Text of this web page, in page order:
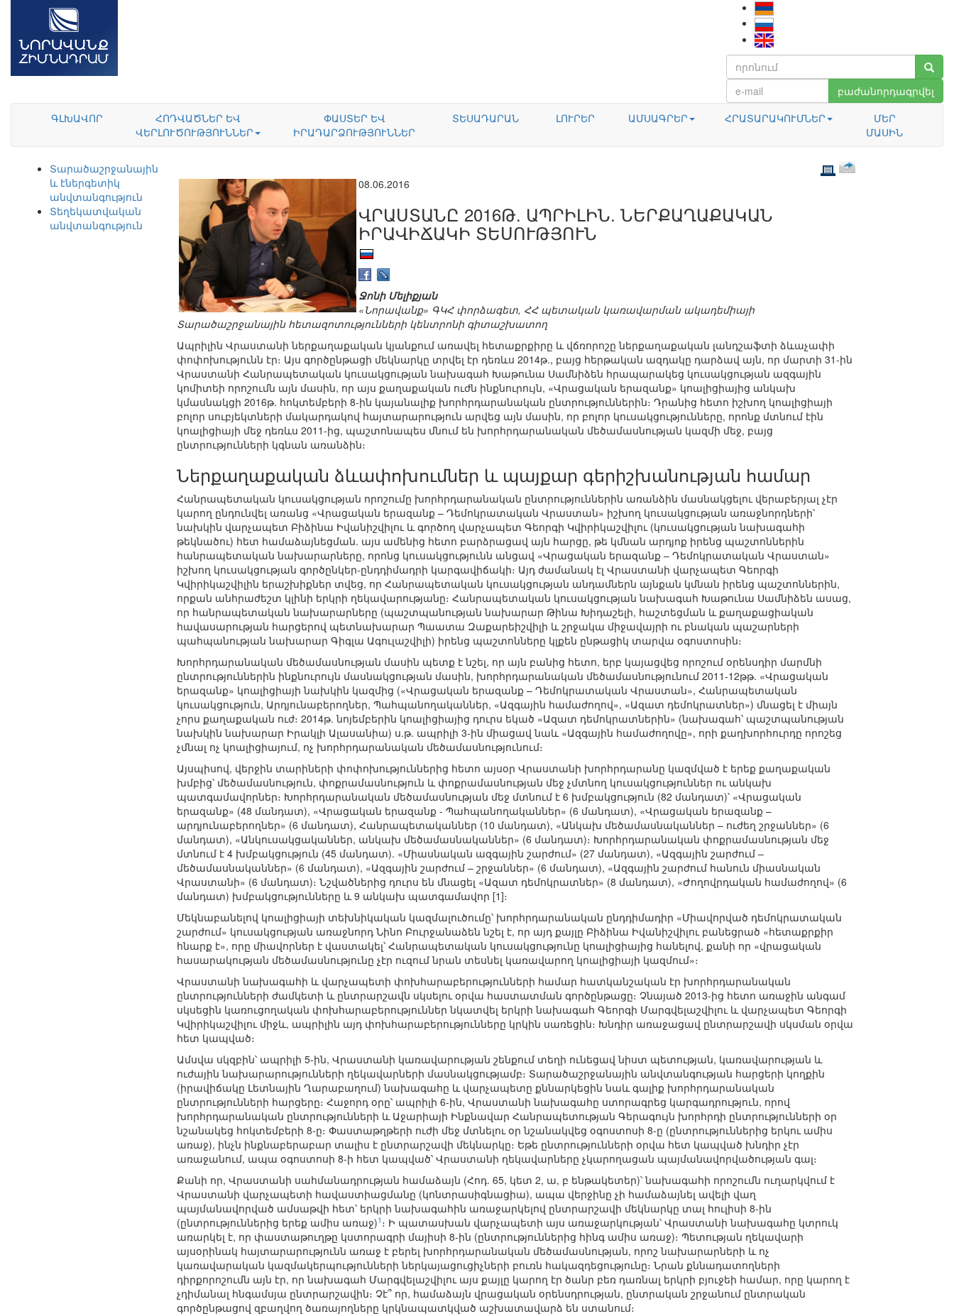
բաժանորդագրվել
ԳԼԽԱՎՈՐ
ՀՈԴՎԱԾՆԵՐ ԵՎ
ՎԵՐԼՈՒԾՈՒԹՅՈՒՆՆԵՐ
ՓԱՍՏԵՐ ԵՎ
ԻՐԱԴԱՐՁՈՒԹՅՈՒՆՆԵՐ
ՏԵՍԱԴԱՐԱՆ ԼՈՒՐԵՐ ԱՄՍԱԳՐԵՐ ՀՐԱՏԱՐԱԿՈՒՄՆԵՐ
ՄԵՐ
ՄԱՍԻՆ
Տարածաշրջանային
և էներգետիկ
անվտանգություն
Տեղեկատվական
անվտանգություն
08.06.2016
ՎՐԱՍՏԱՆԸ 2016Թ. ԱՊՐԻԼԻՆ. ՆԵՐՔԱՂԱՔԱԿԱՆ
ԻՐԱՎԻՃԱԿԻ ՏԵՍՈՒԹՅՈՒՆ
Ջոնի Մելիքյան
«Նորավանք» ԳԿՀ փորձագետ, ՀՀ պետական կառավարման ակադեմիայի
Տարածաշրջանային հետազոտությունների կենտրոնի գիտաշխատող
Ապրիլին Վրաստանի ներքաղաքական կյանքում առավել հետաքրքիրը և վճռորոշը ներքաղաքական լանդշաֆտի ձևաչափի
փոփոխությունն էր։ Այս գործընթացի մեկնարկը տրվել էր դեռևս 2014թ., բայց հերթական ազդակը դարձավ այն, որ մարտի 31-ին
Վրաստանի Հանրապետական կուսակցության նախագահ Խաթունա Սամնիձեն հրապարակեց կուսակցության ազգային
կոմիտեի որոշումն այն մասին, որ այս քաղաքական ուժն ինքնուրույն, «Վրացական երազանք» կոալիցիայից անկախ
կմասնակցի 2016թ. հոկտեմբերի 8-ին կայանալիք խորհրդարանական ընտրություններին։ Դրանից հետո իշխող կոալիցիայի
բոլոր սուբյեկտների մակարդակով հայտարարություն արվեց այն մասին, որ բոլոր կուսակցությունները, որոնք մտնում էին
կոալիցիայի մեջ դեռևս 2011-ից, պաշտոնապես մնում են խորհրդարանական մեծամասնության կազմի մեջ, բայց
ընտրությունների կգնան առանձին։
Ներքաղաքական ձևափոխումներ և պայքար գերիշխանության համար
Հանրապետական կուսակցության որոշումը խորհրդարանական ընտրություններին առանձին մասնակցելու վերաբերյալ չէր
կարող ընդունվել առանց «Վրացական երազանք – Դեմոկրատական Վրաստան» իշխող կուսակցության առաջնորդների՝
նախկին վարչապետ Բիձինա Իվանիշվիլու և գործող վարչապետ Գեորգի Կվիրիկաշվիլու (կուսակցության նախագահի
թեկնածու) հետ համաձայնեցման. այս ամենից հետո բարձրացավ այն հարցը, թե կմնան արդյոք իրենց պաշտոններին
հանրապետական նախարարները, որոնց կուսակցությունն անցավ «Վրացական երազանք – Դեմոկրատական Վրաստան»
իշխող կուսակցության գործընկեր-ընդդիմադրի կարգավիճակի։ Այդ ժամանակ էլ Վրաստանի վարչապետ Գեորգի
Կվիրիկաշվիլին երաշխիքներ տվեց, որ Հանրապետական կուսակցության անդամներն այնքան կմնան իրենց պաշտոններին,
որքան անհրաժեշտ կլինի երկրի ղեկավարությանը։ Հանրապետական կուսակցության նախագահ Խաթունա Սամնիձեն ասաց,
որ հանրապետական նախարարները (պաշտպանության նախարար Թինա Խիդաշելի, հաշտեցման և քաղաքացիական
հավասարության հարցերով պետնախարար Պաատա Զաքարեիշվիլի և շրջակա միջավայրի ու բնական պաշարների
պահպանության նախարար Գիգլա Ագուլաշվիլի) իրենց պաշտոնները կլքեն ընթացիկ տարվա օգոստոսին։
Խորհրդարանական մեծամասնության մասին պետք է նշել, որ այն բանից հետո, երբ կայացվեց որոշում օրենսդիր մարմնի
ընտրություններին ինքնուրույն մասնակցության մասին, խորհրդարանական մեծամասնությունում 2011-12թթ. «Վրացական
երազանք» կոալիցիայի նախկին կազմից («Վրացական երազանք – Դեմոկրատական Վրաստան», Հանրապետական
կուսակցություն, Արդյունաբերողներ, Պահպանողականներ, «Ազգային համաժողով», «Ազատ դեմոկրատներ») մնացել է միայն
չորս քաղաքական ուժ։ 2014թ. նոյեմբերին կոալիցիայից դուրս եկած «Ազատ դեմոկրատներին» (նախագահ՝ պաշտպանության
նախկին նախարար Իրակլի Ալասանիա) ս.թ. ապրիլի 3-ին միացավ նաև «Ազգային համաժողովը», որի քաղխորհուրդը որոշեց
չմնալ ոչ կոալիցիայում, ոչ խորհրդարանական մեծամասնությունում։
Այսպիսով, վերջին տարիների փոփոխություններից հետո այսօր Վրաստանի խորհրդարանը կազմված է երեք քաղաքական
խմբից՝ մեծամասնություն, փոքրամասնություն և փոքրամասնության մեջ չմտնող կուսակցություններ ու անկախ
պատգամավորներ։ Խորհրդարանական մեծամասնության մեջ մտնում է 6 խմբակցություն (82 մանդատ)՝ «Վրացական
երազանք» (48 մանդատ), «Վրացական երազանք - Պահպանողականներ» (6 մանդատ), «Վրացական երազանք –
արդյունաբերողներ» (6 մանդատ), Հանրապետականներ (10 մանդատ), «Անկախ մեծամասնականներ – ուժեղ շրջաններ» (6
մանդատ), «Անկուսակցականներ, անկախ մեծամասնականներ» (6 մանդատ)։ Խորհրդարանական փոքրամասնության մեջ
մտնում է 4 խմբակցություն (45 մանդատ). «Միասնական ազգային շարժում» (27 մանդատ), «Ազգային շարժում –
մեծամասնականներ» (6 մանդատ), «Ազգային շարժում – շրջաններ» (6 մանդատ), «Ազգային շարժում հանուն միասնական
Վրաստանի» (6 մանդատ)։ Նշվածներից դուրս են մնացել «Ազատ դեմոկրատներ» (8 մանդատ), «Ժողովրդական համաժողով» (6
մանդատ) խմբակցությունները և 9 անկախ պատգամավոր [1]։
Մեկնաբանելով կոալիցիայի տեխնիկական կազմալուծումը՝ խորհրդարանական ընդդիմադիր «Միավորված դեմոկրատական
շարժում» կուսակցության առաջնորդ Նինո Բուրջանաձեն նշել է, որ այդ քայլը Բիձինա Իվանիշվիլու բանեցրած «հետաքրքիր
հնարք է», որը միավորներ է վաստակել՝ Հանրապետական կուսակցությունը կոալիցիայից հանելով, քանի որ «վրացական
հասարակության մեծամասնությունը չէր ուզում նրան տեսնել կառավարող կոալիցիայի կազմում»։
Վրաստանի նախագահի և վարչապետի փոխհարաբերությունների համար հատկանշական էր խորհրդարանական
ընտրությունների ժամկետի և ընտրարշավն սկսելու օրվա հաստատման գործընթացը։ Չնայած 2013-ից հետո առաջին անգամ
սկսեցին կառուցողական փոխհարաբերություններ նկատվել երկրի նախագահ Գեորգի Մարգվելաշվիլու և վարչապետ Գեորգի
Կվիրիկաշվիլու միջև, ապրիլին այդ փոխհարաբերությունները կրկին սառեցին։ Խնդիր առաջացավ ընտրարշավի սկսման օրվա
հետ կապված։
Ամսվա սկզբին՝ ապրիլի 5-ին, Վրաստանի կառավարության շենքում տեղի ունեցավ նիստ պետության, կառավարության և
ուժային նախարարությունների ղեկավարների մասնակցությամբ։ Տարածաշրջանային անվտանգության հարցերի կողքին
(իրավիճակը Լետնային Ղարաբաղում) նախագահը և վարչապետը քննարկեցին նաև գալիք խորհրդարանական
ընտրությունների հարցերը։ Հաջորդ օրը՝ ապրիլի 6-ին, Վրաստանի նախագահը ստորագրեց կարգադրություն, որով
խորհրդարանական ընտրությունների և Աջարիայի Ինքնավար Հանրապետության Գերագույն խորհրդի ընտրությունների օր
նշանակեց հոկտեմբերի 8-ը։ Փաստաթղթերի ուժի մեջ մտնելու օր նշանակվեց օգոստոսի 8-ը (ընտրություններից երկու ամիս
առաջ), ինչն ինքնաբերաբար տալիս է ընտրարշավի մեկնարկը։ Եթե ընտրությունների օրվա հետ կապված խնդիր չէր
առաջանում, ապա օգոստոսի 8-ի հետ կապված՝ Վրաստանի ղեկավարները չկարողացան պայմանավորվածության գալ։
Քանի որ, Վրաստանի սահմանադրության համաձայն (Հոդ. 65, կետ 2, ա, բ ենթակետեր)՝ նախագահի որոշումն ուղարկվում է
Վրաստանի վարչապետի հավաստիացմանը (կոնտրասիգնացիա), ապա վերջինը չի համաձայնել ավելի վաղ
պայմանավորված ամսաթվի հետ՝ երկրի նախագահին առաջարկելով ընտրարշավի մեկնարկը տալ հուլիսի 8-ին
(ընտրություններից երեք ամիս առաջ)1 ։ Ի պատասխան վարչապետի այս առաջարկության՝ Վրաստանի նախագահը կտրուկ
առարկել է, որ փաստաթուղթը կստորագրի մայիսի 8-ին (ընտրություններից հինգ ամիս առաջ)։ Պետության ղեկավարի
այսօրինակ հայտարարությունն առաջ է բերել խորհրդարանական մեծամասնության, որոշ նախարարների և ոչ
կառավարական կազմակերպությունների ներկայացուցիչների բուռն հակազդեցությունը։ Նրան քննադատողների
դիրքորոշումն այն էր, որ նախագահ Մարգվելաշվիլու այս քայլը կարող էր ծանր բեռ դառնալ երկրի բյուջեի համար, որը կարող է
չդիմանալ հնգամսյա ընտրարշավին։ Չէ՞ որ, համաձայն վրացական օրենսդրության, ընտրական շրջանում ընտրական
գործընթացով զբաղվող ծառայողները կրկնապատկված աշխատավարձ են ստանում։